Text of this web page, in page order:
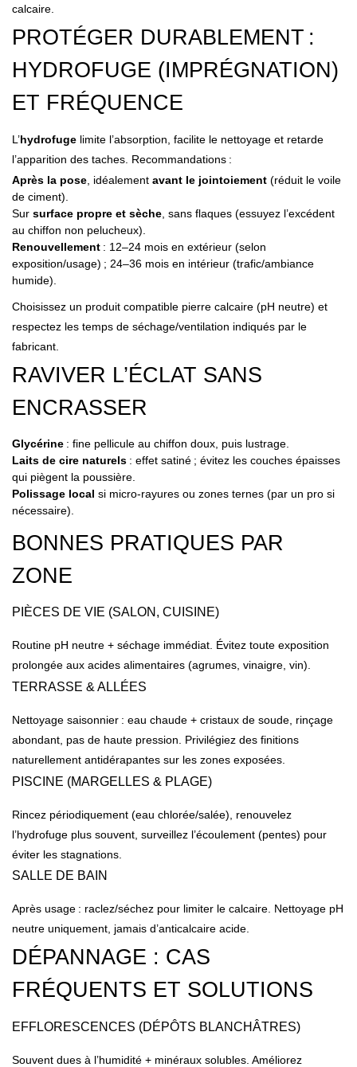
calcaire.
PROTÉGER DURABLEMENT :
HYDROFUGE (IMPRÉGNATION)
ET FRÉQUENCE
L’hydrofuge limite l’absorption, facilite le nettoyage et retarde
l’apparition des taches. Recommandations :
Après la pose, idéalement avant le jointoiement (réduit le voile
de ciment).
Sur surface propre et sèche, sans flaques (essuyez l’excédent
au chiffon non pelucheux).
Renouvellement : 12–24 mois en extérieur (selon
exposition/usage) ; 24–36 mois en intérieur (trafic/ambiance
humide).
Choisissez un produit compatible pierre calcaire (pH neutre) et
respectez les temps de séchage/ventilation indiqués par le
fabricant.
RAVIVER L’ÉCLAT SANS
ENCRASSER
Glycérine : fine pellicule au chiffon doux, puis lustrage.
Laits de cire naturels : effet satiné ; évitez les couches épaisses
qui piègent la poussière.
Polissage local si micro-rayures ou zones ternes (par un pro si
nécessaire).
BONNES PRATIQUES PAR
ZONE
PIÈCES DE VIE (SALON, CUISINE)
Routine pH neutre + séchage immédiat. Évitez toute exposition
prolongée aux acides alimentaires (agrumes, vinaigre, vin).
TERRASSE & ALLÉES
Nettoyage saisonnier : eau chaude + cristaux de soude, rinçage
abondant, pas de haute pression. Privilégiez des finitions
naturellement antidérapantes sur les zones exposées.
PISCINE (MARGELLES & PLAGE)
Rincez périodiquement (eau chlorée/salée), renouvelez
l’hydrofuge plus souvent, surveillez l’écoulement (pentes) pour
éviter les stagnations.
SALLE DE BAIN
Après usage : raclez/séchez pour limiter le calcaire. Nettoyage pH
neutre uniquement, jamais d’anticalcaire acide.
DÉPANNAGE : CAS
FRÉQUENTS ET SOLUTIONS
EFFLORESCENCES (DÉPÔTS BLANCHÂTRES)
Souvent dues à l’humidité + minéraux solubles. Améliorez